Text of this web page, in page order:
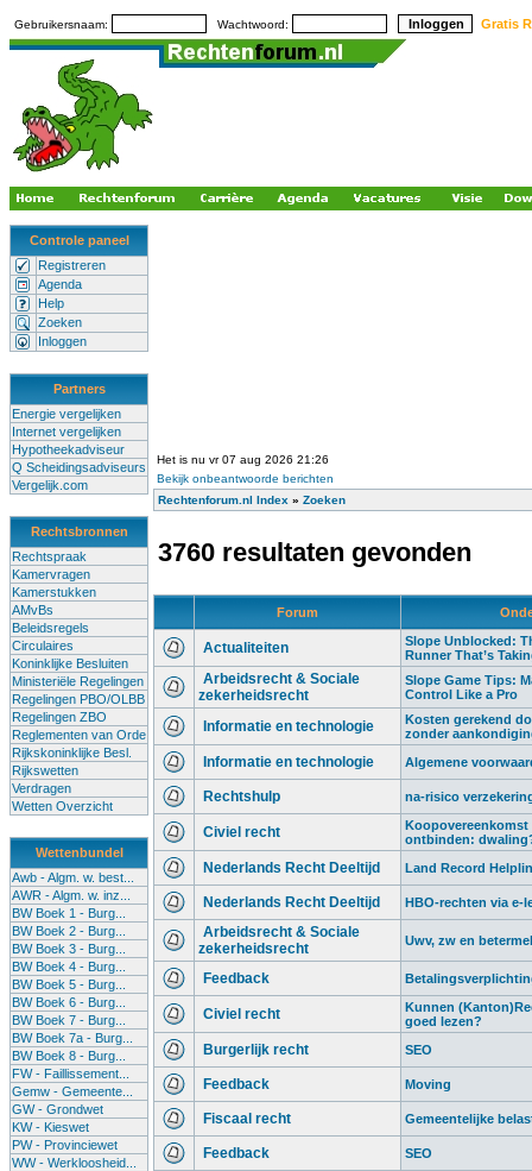
Gebruikersnaam: Wachtwoord: Gratis
Controle paneel
Registreren
Agenda
Help
Zoeken
Inloggen
Partners
Energie vergelijken
Internet vergelijken
Hypotheekadviseur
Q Scheidingsadviseurs
Vergelijk.com
Rechtsbronnen
Rechtspraak
Kamervragen
Kamerstukken
AMvBs
Beleidsregels
Circulaires
Koninklijke Besluiten
Ministeriële Regelingen
Regelingen PBO/OLBB
Regelingen ZBO
Reglementen van Orde
Rijkskoninklijke Besl.
Rijkswetten
Verdragen
Wetten Overzicht
Wettenbundel
Awb - Algm. w. best...
AWR - Algm. w. inz...
BW Boek 1 - Burg...
BW Boek 2 - Burg...
BW Boek 3 - Burg...
BW Boek 4 - Burg...
BW Boek 5 - Burg...
BW Boek 6 - Burg...
BW Boek 7 - Burg...
BW Boek 7a - Burg...
BW Boek 8 - Burg...
FW - Faillissement...
Gemw - Gemeente...
GW - Grondwet
KW - Kieswet
PW - Provinciewet
WW - Werkloosheid...
Het is nu vr 07 aug 2026 21:26
Bekijk onbeantwoorde berichten
Rechtenforum.nl Index » Zoeken
3760 resultaten gevonden
Forum
Actualiteiten
Slope Unblocked:
Runner That’s
Arbeidsrecht & Sociale
zekerheidsrecht
Slope Game Tips:
Control Like a Pro
Informatie en technologie
Kosten gerekend
zonder
Informatie en technologie Algemene
Rechtshulp na-risico
Civiel recht
ontbinden:
Nederlands Recht Deeltijd Land Record
Nederlands Recht Deeltijd HBO-rechten via e-
Arbeidsrecht & Sociale
zekerheidsrecht
Uwv, zw en
Feedback
Civiel recht
Kunnen
goed lezen?
Burgerlijk recht SEO
Feedback Moving
Fiscaal recht Gemeentelijke
Feedback SEO